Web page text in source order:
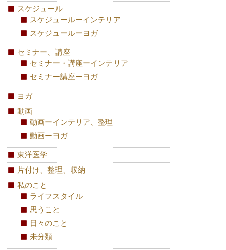
スケジュール
スケジュールーインテリア
スケジュールーヨガ
セミナー、講座
セミナー・講座ーインテリア
セミナー講座ーヨガ
ヨガ
動画
動画ーインテリア、整理
動画ーヨガ
東洋医学
片付け、整理、収納
私のこと
ライフスタイル
思うこと
日々のこと
未分類